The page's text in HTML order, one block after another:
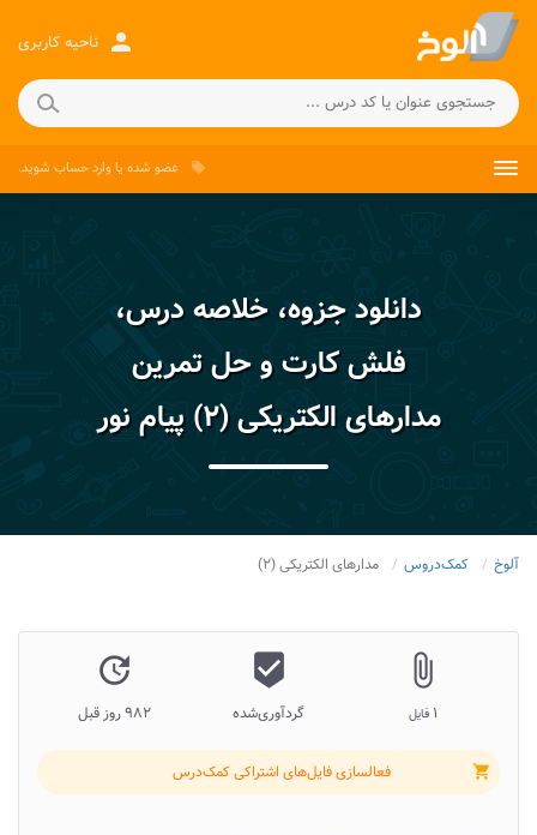
person ناحیه کاربری
local_offer عضو شده یاوارد حساب شوید.
دانلود جزوه، خلاصه درس،
فلش کارت و حل تمرین
مدارهای الکتریکی (۲) پیام نور
آلوخ کمک‌دروس مدارهای الکتریکی (۲)
attach_file
۱ فایل
beenhere
گردآوری‌شده
update
۹۸۲ روز قبل
shopping_cart فعالسازی فایل‌های اشتراکی کمک‌درس